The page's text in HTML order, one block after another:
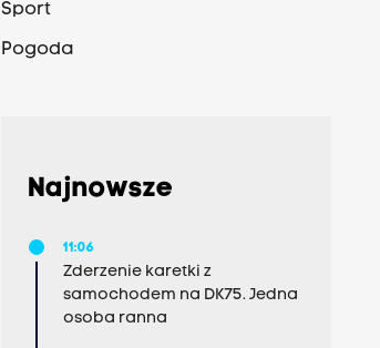
Sport
Pogoda
Najnowsze
11:06
Zderzenie karetki z
samochodem na DK75. Jedna
osoba ranna